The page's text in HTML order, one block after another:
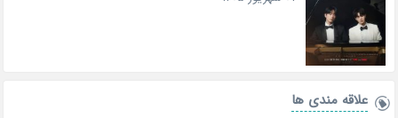
علاقه‌ مندی ها